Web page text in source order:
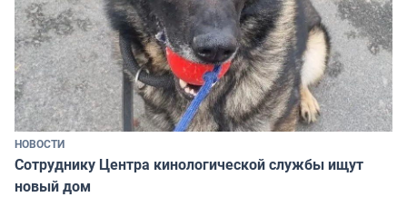
НОВОСТИ
Сотруднику Центра кинологической службы ищут
новый дом